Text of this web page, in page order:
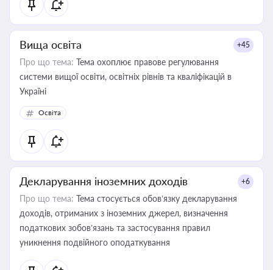
Вища освіта +45
Про що тема: Тема охоплює правове регулювання
системи вищої освіти, освітніх рівнів та кваліфікацій в
Україні
Освіта
Декларування іноземних доходів +6
Про що тема: Тема стосується обов’язку декларування
доходів, отриманих з іноземних джерел, визначення
податкових зобов’язань та застосування правил
уникнення подвійного оподаткування